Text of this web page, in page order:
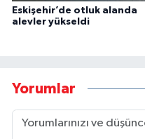
Eskişehir’de otluk alanda
alevler yükseldi
Yorumlar